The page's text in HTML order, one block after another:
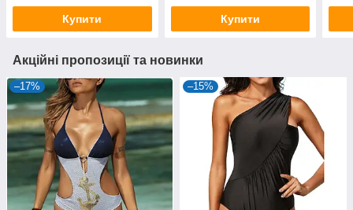
Купити Купити
Акційні пропозиції та новинки
–17% –15%